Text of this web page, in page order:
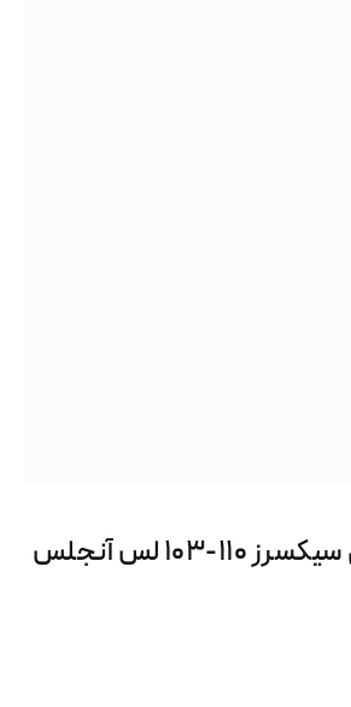
فیلادلفیا سونی سیکسرز ۱۱۰-۱۰۳ لس آنجلس